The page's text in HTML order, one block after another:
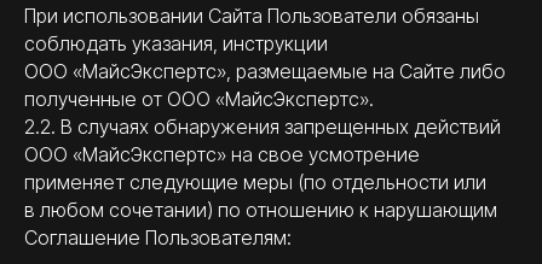
При использовании Сайта Пользователи обязаны
соблюдать указания, инструкции
ООО «МайсЭкспертс», размещаемые на Сайте либо
полученные от ООО «МайсЭкспертс».
2.2. В случаях обнаружения запрещенных действий
ООО «МайсЭкспертс» на свое усмотрение
применяет следующие меры (по отдельности или
в любом сочетании) по отношению к нарушающим
Соглашение Пользователям: